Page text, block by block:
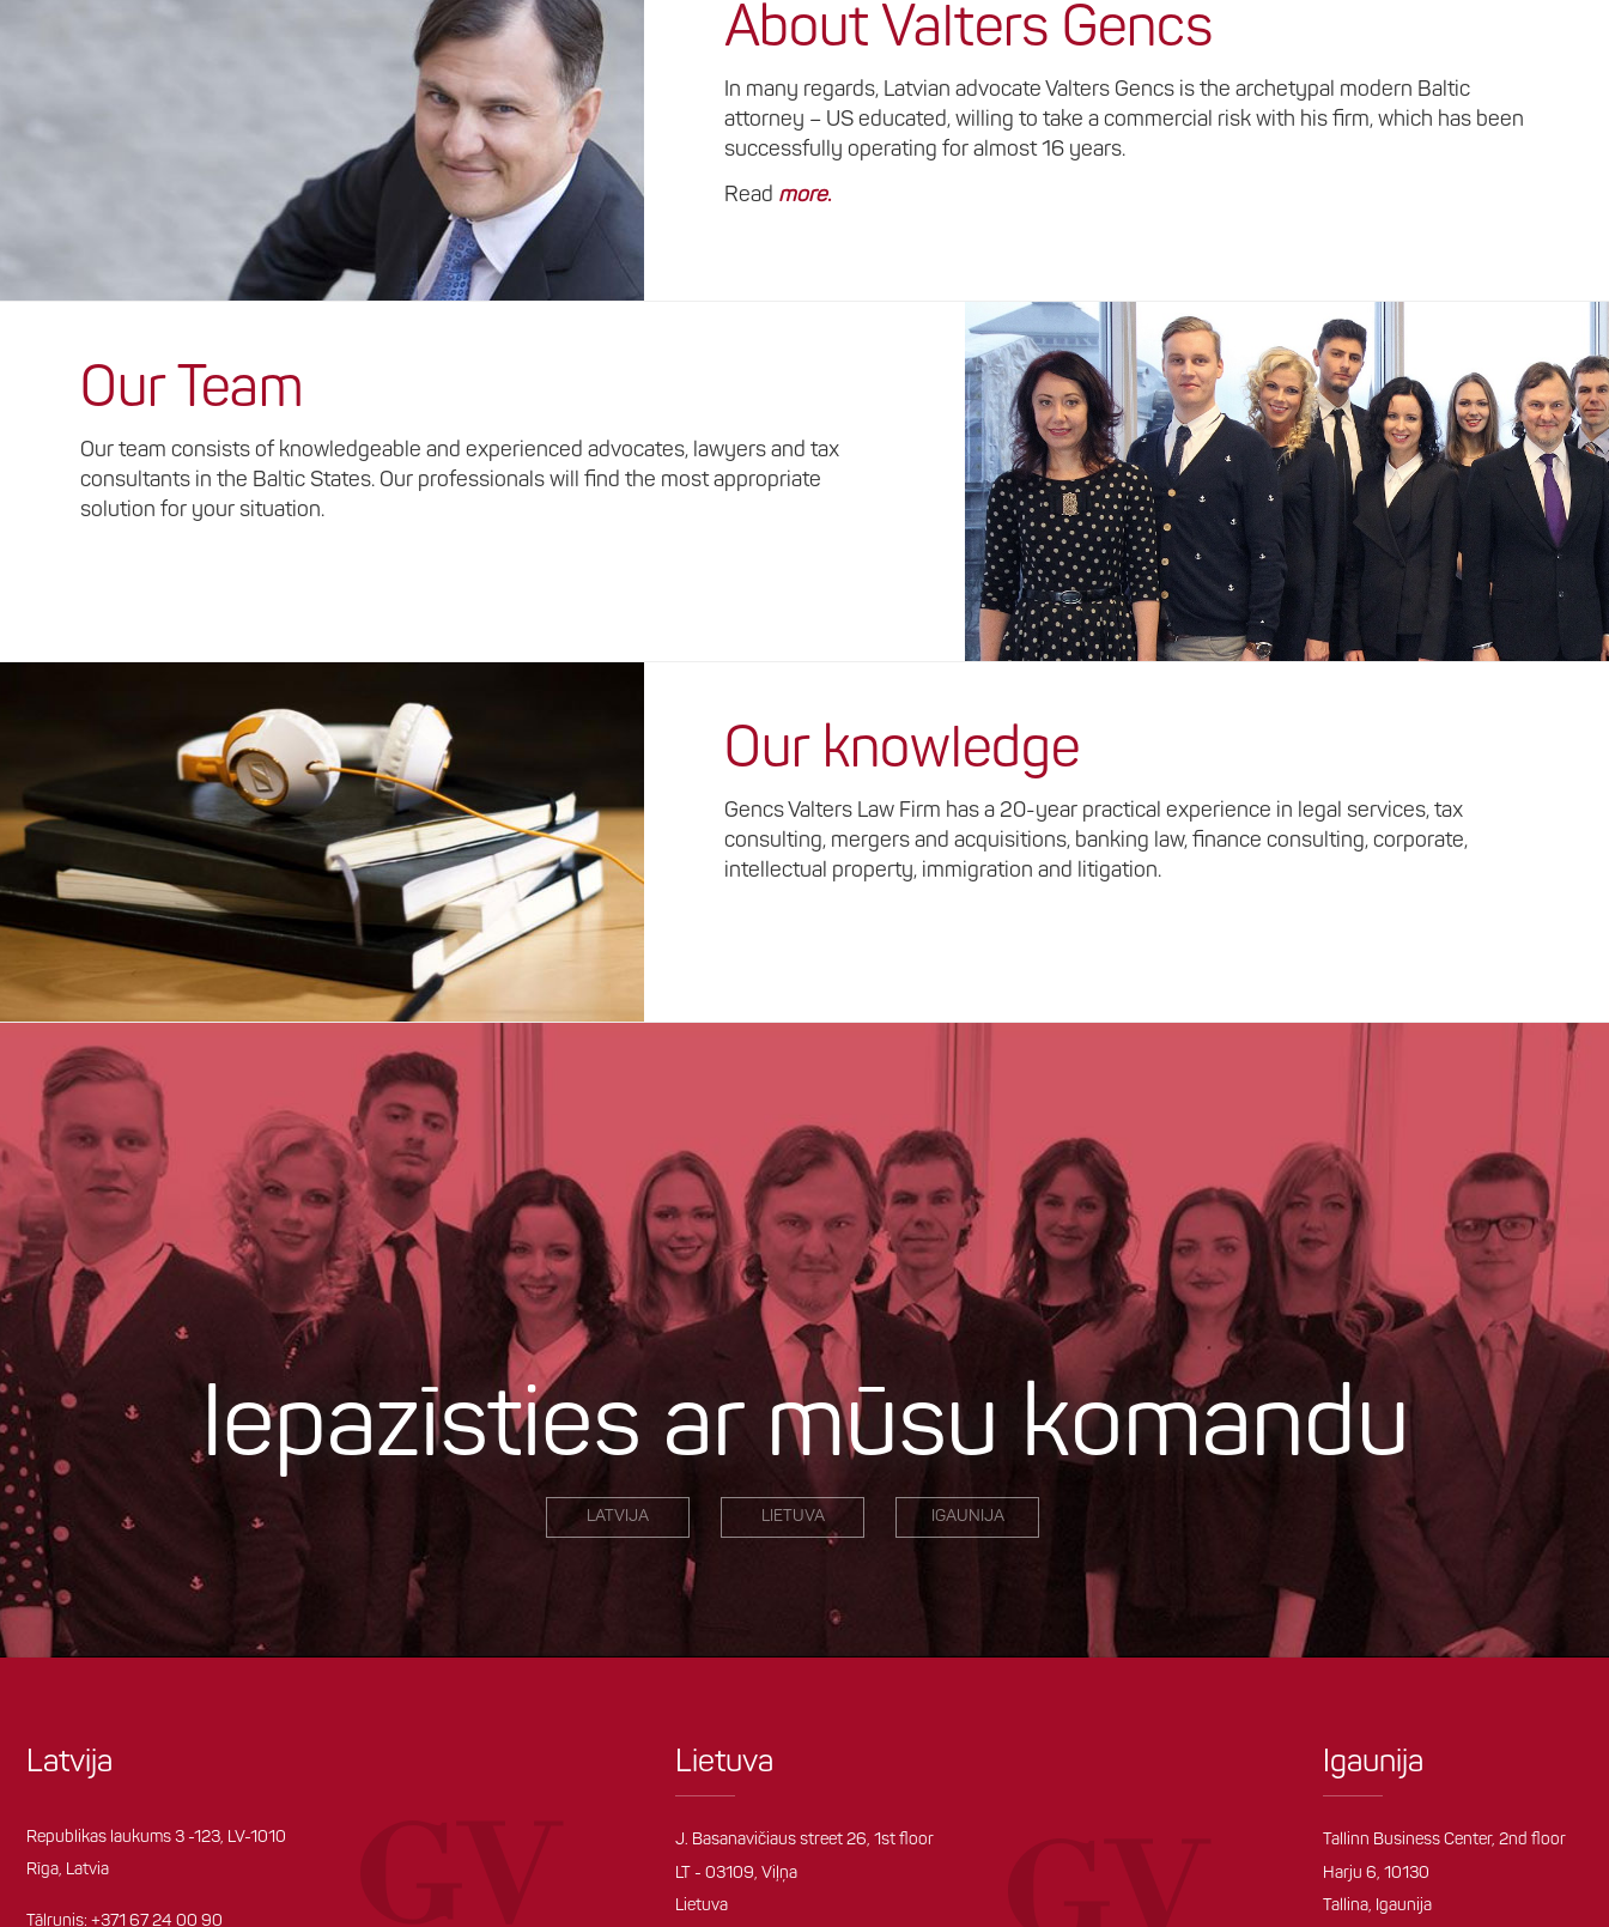
About Valters Gencs
In many regards, Latvian advocate Valters Gencs is the archetypal modern Baltic
attorney – US educated, willing to take a commercial risk with his firm, which has been
successfully operating for almost 16 years.
Read more.
Our Team
Our team consists of knowledgeable and experienced advocates, lawyers and tax
consultants in the Baltic States. Our professionals will find the most appropriate
solution for your situation.
Our knowledge
Gencs Valters Law Firm has a 20-year practical experience in legal services, tax
consulting, mergers and acquisitions, banking law, finance consulting, corporate,
intellectual property, immigration and litigation.
Iepazīsties ar mūsu komandu
LATVIJA LIETUVA IGAUNIJA
Latvija
Republikas laukums 3 -123, LV-1010
Rīga, Latvia
Tālrunis: +371 67 24 00 90
Lietuva
J. Basanavičiaus street 26, 1st floor
LT - 03109, Viļņa
Lietuva
Igaunija
Tallinn Business Center, 2nd floor
Harju 6, 10130
Tallina, Igaunija